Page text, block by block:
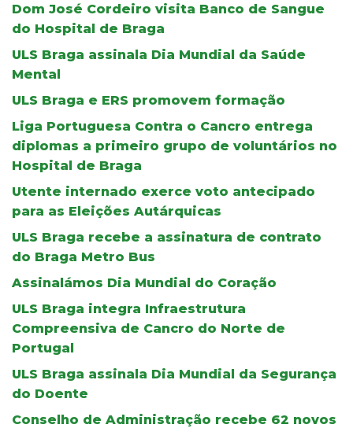
Dom José Cordeiro visita Banco de Sangue
do Hospital de Braga
ULS Braga assinala Dia Mundial da Saúde
Mental
ULS Braga e ERS promovem formação
Liga Portuguesa Contra o Cancro entrega
diplomas a primeiro grupo de voluntários no
Hospital de Braga
Utente internado exerce voto antecipado
para as Eleições Autárquicas
ULS Braga recebe a assinatura de contrato
do Braga Metro Bus
Assinalámos Dia Mundial do Coração
ULS Braga integra Infraestrutura
Compreensiva de Cancro do Norte de
Portugal
ULS Braga assinala Dia Mundial da Segurança
do Doente
Conselho de Administração recebe 62 novos